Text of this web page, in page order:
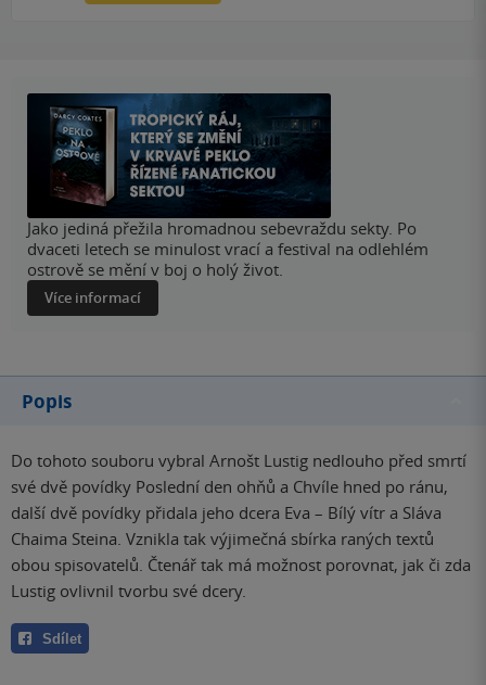
Jako jediná přežila hromadnou sebevraždu sekty. Po
dvaceti letech se minulost vrací a festival na odlehlém
ostrově se mění v boj o holý život.
Více informací
Popis
Do tohoto souboru vybral Arnošt Lustig nedlouho před smrtí
své dvě povídky Poslední den ohňů a Chvíle hned po ránu,
další dvě povídky přidala jeho dcera Eva – Bílý vítr a Sláva
Chaima Steina. Vznikla tak výjimečná sbírka raných textů
obou spisovatelů. Čtenář tak má možnost porovnat, jak či zda
Lustig ovlivnil tvorbu své dcery.
Sdílet